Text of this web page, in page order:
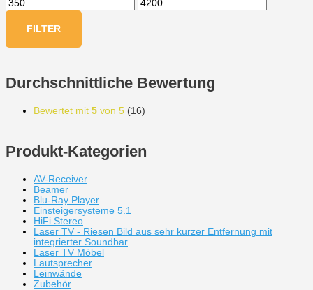
FILTER
Durchschnittliche Bewertung
Bewertet mit 5 von 5 (16)
Produkt-Kategorien
AV-Receiver
Beamer
Blu-Ray Player
Einsteigersysteme 5.1
HiFi Stereo
Laser TV - Riesen Bild aus sehr kurzer Entfernung mit
integrierter Soundbar
Laser TV Möbel
Lautsprecher
Leinwände
Zubehör